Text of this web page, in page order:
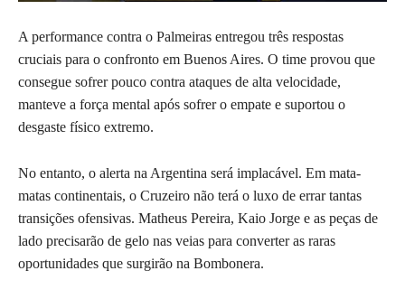
A performance contra o Palmeiras entregou três respostas
cruciais para o confronto em Buenos Aires. O time provou que
consegue sofrer pouco contra ataques de alta velocidade,
manteve a força mental após sofrer o empate e suportou o
desgaste físico extremo.
No entanto, o alerta na Argentina será implacável. Em mata-
matas continentais, o Cruzeiro não terá o luxo de errar tantas
transições ofensivas. Matheus Pereira, Kaio Jorge e as peças de
lado precisarão de gelo nas veias para converter as raras
oportunidades que surgirão na Bombonera.